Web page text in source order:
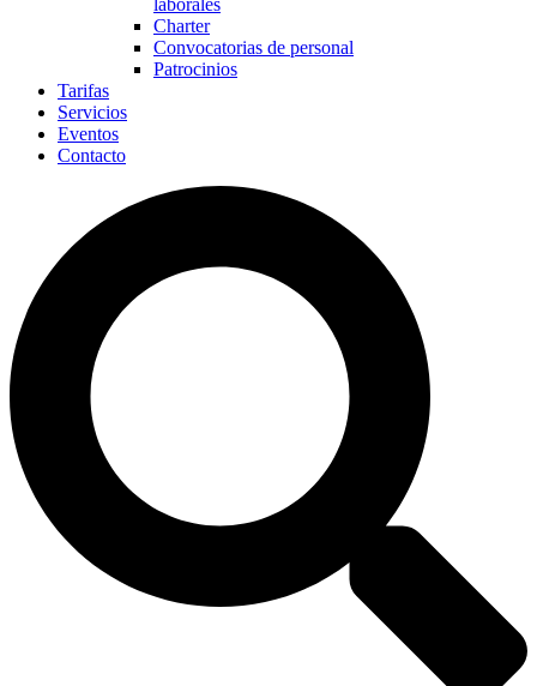
laborales
Charter
Convocatorias de personal
Patrocinios
Tarifas
Servicios
Eventos
Contacto